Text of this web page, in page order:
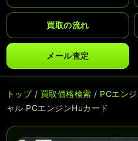
買取の流れ
メール査定
トップ/ 買取価格検索 / PCエン
ャル PCエンジンHuカード